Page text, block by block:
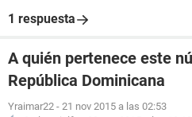
1 respuesta
A quién pertenece este
República Dominicana
Yraimar22 - 21 nov 2015 a las 02:53